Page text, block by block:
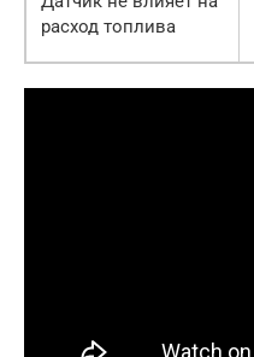
расход топлива